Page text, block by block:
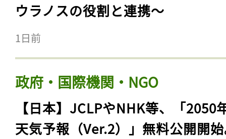
ウラノスの役割と連携〜
1日前
政府・国際機関・NGO
【日本】JCLPやNHK等、「2050
天気予報（Ver.2）」無料公開開